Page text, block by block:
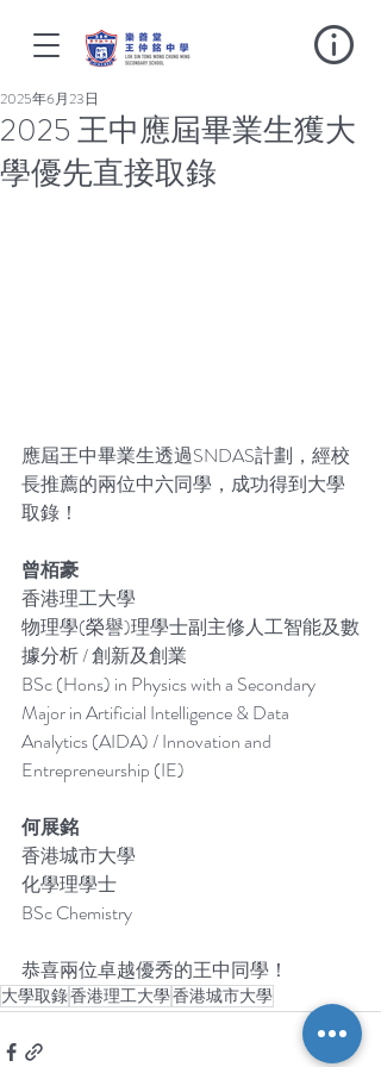
2025 王中應屆畢業生獲大
學優先直接取錄
2025年6月23日
應屆王中畢業生透過SNDAS計劃，經校
長推薦的兩位中六同學，成功得到大學
取錄！
曾栢豪
香港理工大學
物理學(榮譽)理學士副主修人工智能及數
據分析 / 創新及創業
BSc (Hons) in Physics with a Secondary
Major in Artificial Intelligence & Data
Analytics (AIDA) / Innovation and
Entrepreneurship (IE)
何展銘
香港城市大學
化學理學士
BSc Chemistry
恭喜兩位卓越優秀的王中同學！
大學取錄香港理工大學香港城市大學